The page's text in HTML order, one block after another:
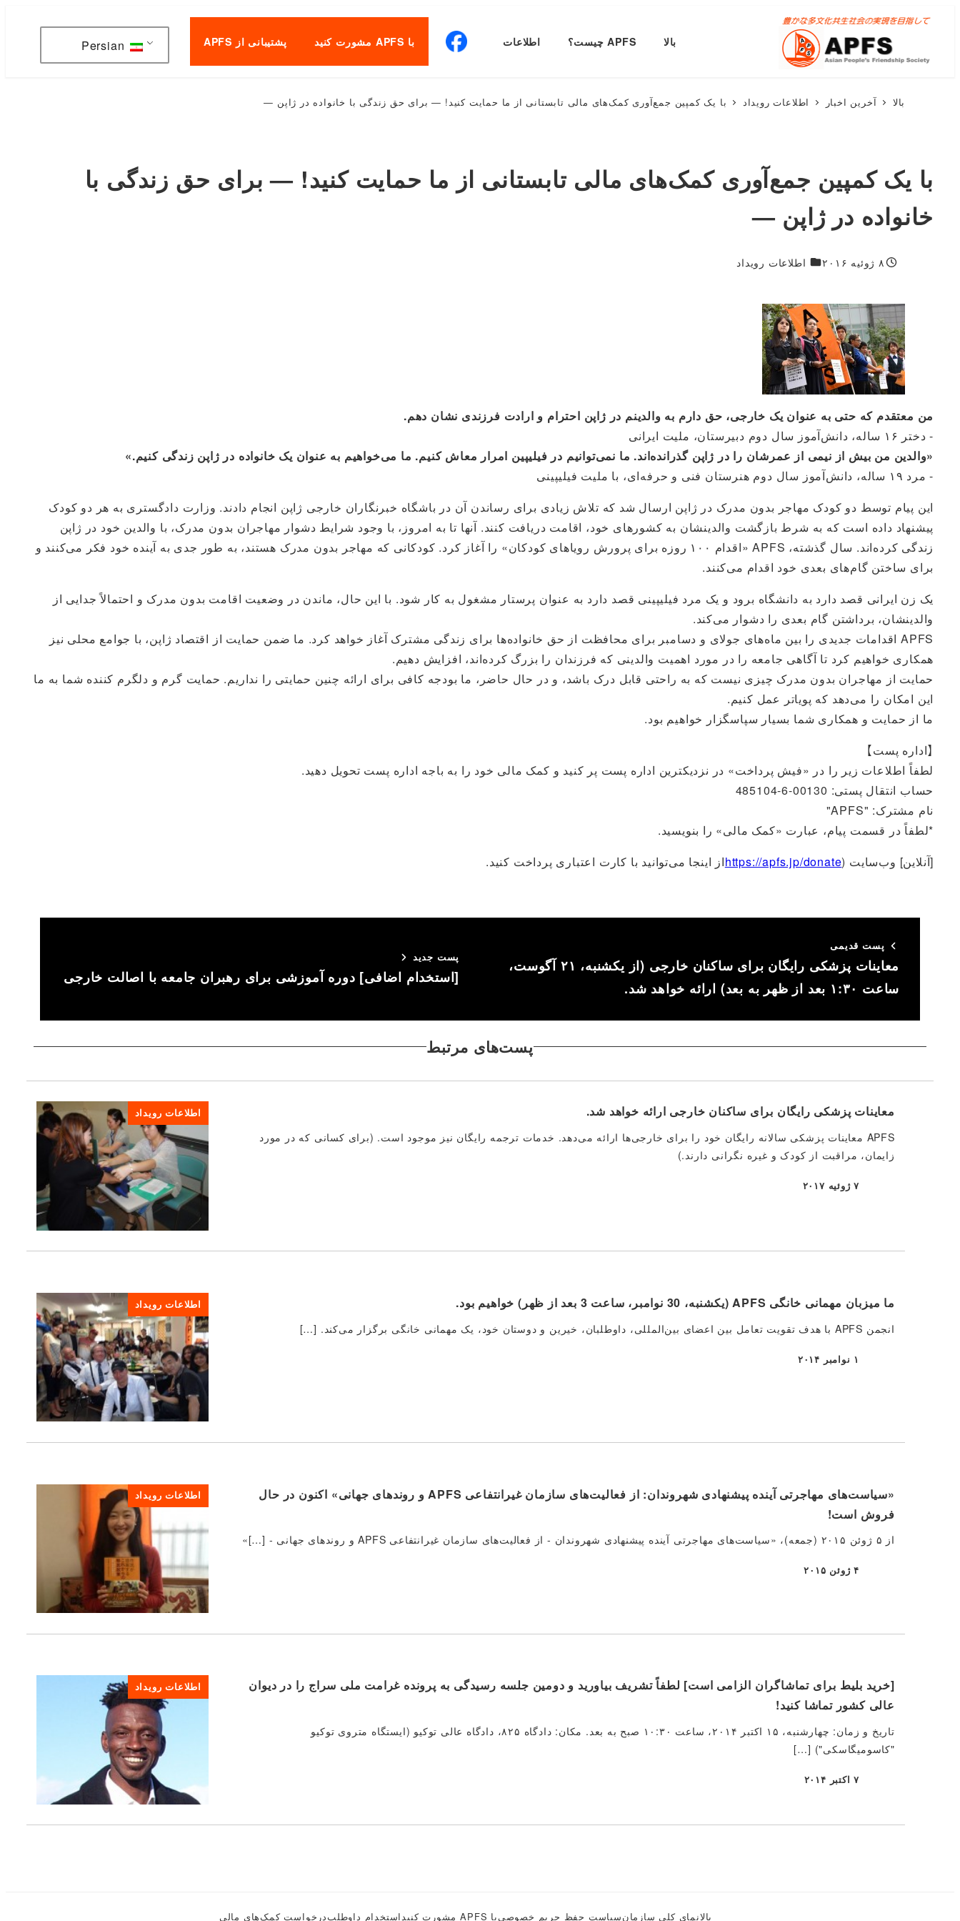
پرش
محتوای
بالا APFS چیست؟ اطلاعات با APFS مشورت کنید پشتیبانی از APFS
بالا آخرین اخبار اطلاعات رویداد با یک کمپین جمع‌آوری کمک‌های مالی تابستانی از ما حمایت کنید! — برای حق زندگی با خانواده در ژاپن —
با یک کمپین جمع‌آوری کمک‌های مالی تابستانی از ما حمایت کنید! — برای حق زندگی با
خانواده در ژاپن —
منتشر شده
۸ ژوئیه ۲۰۱۶ ۱۸۷۴اطلاعات رویداد
من معتقدم که حتی به عنوان یک خارجی، حق دارم به والدینم در ژاپن احترام و ارادت فرزندی نشان دهم.
- دختر ۱۶ ساله، دانش‌آموز سال دوم دبیرستان، ملیت ایرانی
«والدین من بیش از نیمی از عمرشان را در ژاپن گذرانده‌اند. ما نمی‌توانیم در فیلیپین امرار معاش کنیم. ما می‌خواهیم به عنوان یک خانواده در ژاپن زندگی کنیم.»
- مرد ۱۹ ساله، دانش‌آموز سال دوم هنرستان فنی و حرفه‌ای، با ملیت فیلیپینی
این پیام توسط دو کودک مهاجر بدون مدرک در ژاپن ارسال شد که تلاش زیادی برای رساندن آن در باشگاه خبرنگاران خارجی ژاپن انجام دادند. وزارت دادگستری به هر دو کودک
پیشنهاد داده است که به شرط بازگشت والدینشان به کشورهای خود، اقامت دریافت کنند. آنها تا به امروز، با وجود شرایط دشوار مهاجران بدون مدرک، با والدین خود در ژاپن
زندگی کرده‌اند. سال گذشته، APFS «اقدام ۱۰۰ روزه برای پرورش رویاهای کودکان» را آغاز کرد. کودکانی که مهاجر بدون مدرک هستند، به طور جدی به آینده خود فکر می‌کنند و
برای ساختن گام‌های بعدی خود اقدام می‌کنند.
یک زن ایرانی قصد دارد به دانشگاه برود و یک مرد فیلیپینی قصد دارد به عنوان پرستار مشغول به کار شود. با این حال، ماندن در وضعیت اقامت بدون مدرک و احتمالاً جدایی از
والدینشان، برداشتن گام بعدی را دشوار می‌کند.
APFS اقدامات جدیدی را بین ماه‌های جولای و دسامبر برای محافظت از حق خانواده‌ها برای زندگی مشترک آغاز خواهد کرد. ما ضمن حمایت از اقتصاد ژاپن، با جوامع محلی نیز
همکاری خواهیم کرد تا آگاهی جامعه را در مورد اهمیت والدینی که فرزندان را بزرگ کرده‌اند، افزایش دهیم.
حمایت از مهاجران بدون مدرک چیزی نیست که به راحتی قابل درک باشد، و در حال حاضر، ما بودجه کافی برای ارائه چنین حمایتی را نداریم. حمایت گرم و دلگرم کننده شما به ما
این امکان را می‌دهد که پویاتر عمل کنیم.
ما از حمایت و همکاری شما بسیار سپاسگزار خواهیم بود.
【اداره پست】
لطفاً اطلاعات زیر را در «فیش پرداخت» در نزدیکترین اداره پست پر کنید و کمک مالی خود را به باجه اداره پست تحویل دهید.
حساب انتقال پستی: 00130-6-485104
نام مشترک: "APFS"
*لطفاً در قسمت پیام، عبارت «کمک مالی» را بنویسید.
[آنلاین] وب‌سایت (https://apfs.jp/donateاز اینجا می‌توانید با کارت اعتباری پرداخت کنید.
پست قدیمی
معاینات پزشکی رایگان برای ساکنان خارجی (از یکشنبه، ۲۱ آگوست،
ساعت ۱:۳۰ بعد از ظهر به بعد) ارائه خواهد شد.
پست جدید
[استخدام اضافی] دوره آموزشی برای رهبران جامعه با اصالت خارجی
پست‌های مرتبط
اطلاعات رویداد معاینات پزشکی رایگان برای ساکنان خارجی ارائه خواهد شد.
APFS معاینات پزشکی سالانه رایگان خود را برای خارجی‌ها ارائه می‌دهد. خدمات ترجمه رایگان نیز موجود است. (برای کسانی که در مورد
زایمان، مراقبت از کودک و غیره نگرانی دارند.)
منتشر شده
۷ ژوئیه ۲۰۱۷
اطلاعات رویداد ما میزبان مهمانی خانگی APFS (یکشنبه، 30 نوامبر، ساعت 3 بعد از ظهر) خواهیم بود.
انجمن APFS با هدف تقویت تعامل بین اعضای بین‌المللی، داوطلبان، خیرین و دوستان خود، یک مهمانی خانگی برگزار می‌کند. […]
منتشر شده
۱ نوامبر ۲۰۱۴
اطلاعات رویداد
«سیاست‌های مهاجرتی آینده پیشنهادی شهروندان: از فعالیت‌های سازمان غیرانتفاعی APFS و روندهای جهانی» اکنون در حال
فروش است!
از ۵ ژوئن ۲۰۱۵ (جمعه)، «سیاست‌های مهاجرتی آینده پیشنهادی شهروندان - از فعالیت‌های سازمان غیرانتفاعی APFS و روندهای جهانی - […]»
منتشر شده
۴ ژوئن ۲۰۱۵
اطلاعات رویداد
[خرید بلیط برای تماشاگران الزامی است] لطفاً تشریف بیاورید و دومین جلسه رسیدگی به پرونده غرامت ملی سراج را در دیوان
عالی کشور تماشا کنید!
تاریخ و زمان: چهارشنبه، ۱۵ اکتبر ۲۰۱۴، ساعت ۱۰:۳۰ صبح به بعد. مکان: دادگاه ۸۲۵، دادگاه عالی توکیو (ایستگاه متروی توکیو
"کاسومیگاسکی") […]
منتشر شده
۷ اکتبر ۲۰۱۴
بالانمای کلی سازمانسیاست حفظ حریم خصوصیبا APFS مشورت کنید استخدام داوطلبدرخواست کمک‌های مالی